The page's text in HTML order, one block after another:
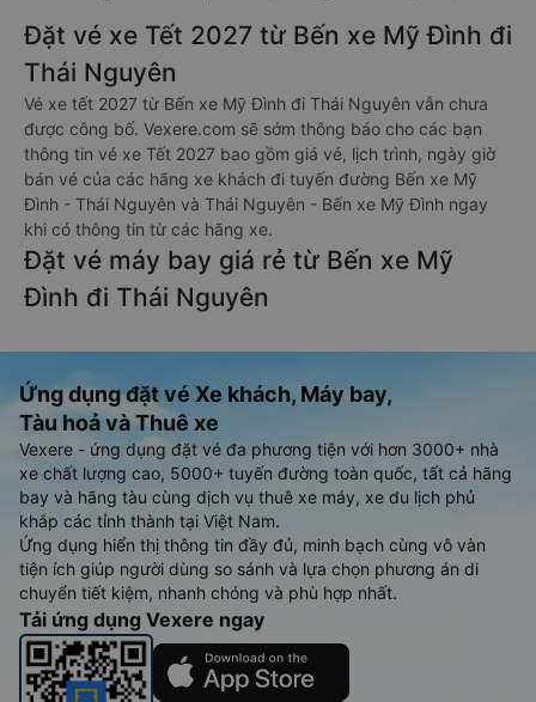
Đặt vé xe Tết 2027 từ Bến xe Mỹ Đình đi
Thái Nguyên
Vé xe tết 2027 từ Bến xe Mỹ Đình đi Thái Nguyên vẫn chưa
được công bố. Vexere.com sẽ sớm thông báo cho các bạn
thông tin vé xe Tết 2027 bao gồm giá vé, lịch trình, ngày giờ
bán vé của các hãng xe khách đi tuyến đường Bến xe Mỹ
Đình - Thái Nguyên và Thái Nguyên - Bến xe Mỹ Đình ngay
khi có thông tin từ các hãng xe.
Đặt vé máy bay giá rẻ từ Bến xe Mỹ
Đình đi Thái Nguyên
Ứng dụng đặt vé Xe khách, Máy bay,
Tàu hoả và Thuê xe
Vexere - ứng dụng đặt vé đa phương tiện với hơn 3000+ nhà
xe chất lượng cao, 5000+ tuyến đường toàn quốc, tất cả hãng
bay và hãng tàu cùng dịch vụ thuê xe máy, xe du lịch phủ
khắp các tỉnh thành tại Việt Nam.
Ứng dụng hiển thị thông tin đầy đủ, minh bạch cùng vô vàn
tiện ích giúp người dùng so sánh và lựa chọn phương án di
chuyển tiết kiệm, nhanh chóng và phù hợp nhất.
Tải ứng dụng Vexere ngay